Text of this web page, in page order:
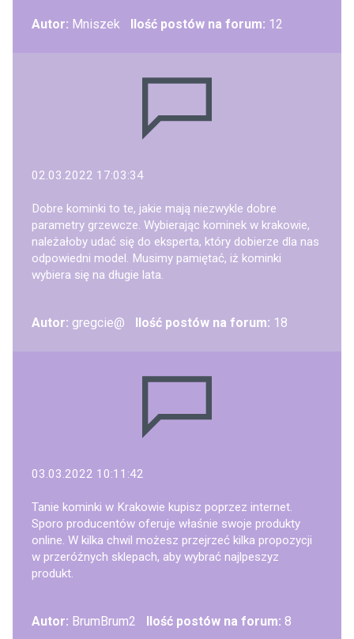
Autor: Mniszek Ilość postów na forum: 12
02.03.2022 17:03:34
Dobre kominki to te, jakie mają niezwykle dobre
parametry grzewcze. Wybierając kominek w krakowie,
należałoby udać się do eksperta, który dobierze dla nas
odpowiedni model. Musimy pamiętać, iż kominki
wybiera się na długie lata.
Autor: gregcie@ Ilość postów na forum: 18
03.03.2022 10:11:42
Tanie kominki w Krakowie kupisz poprzez internet.
Sporo producentów oferuje właśnie swoje produkty
online. W kilka chwil możesz przejrzeć kilka propozycji
w przeróżnych sklepach, aby wybrać najlpeszyz
produkt.
Autor: BrumBrum2 Ilość postów na forum: 8